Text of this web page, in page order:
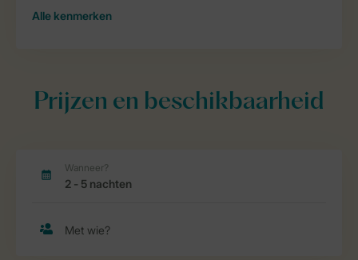
Alle kenmerken
Prijzen en beschikbaarheid